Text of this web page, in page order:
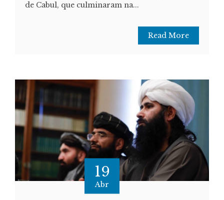
de Cabul, que culminaram na...
Read More
19
Abr